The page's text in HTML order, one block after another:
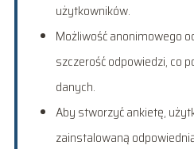
użytkowników.
Możliwość anonimowego
szczerość odpowiedzi, co
danych.
Aby stworzyć ankietę,
zainstalowaną